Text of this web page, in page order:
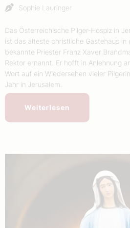
Sophie Lauringer
Das Österreichische Pilger-Hospiz in
ist das älteste christliche Gästehaus in
bekannte Priester Franz Xaver
Rektor ernannt. Er hofft in Anlehnung
Wort auf ein Wiedersehen vieler
Jahr in Jerusalem.
Weiterlesen